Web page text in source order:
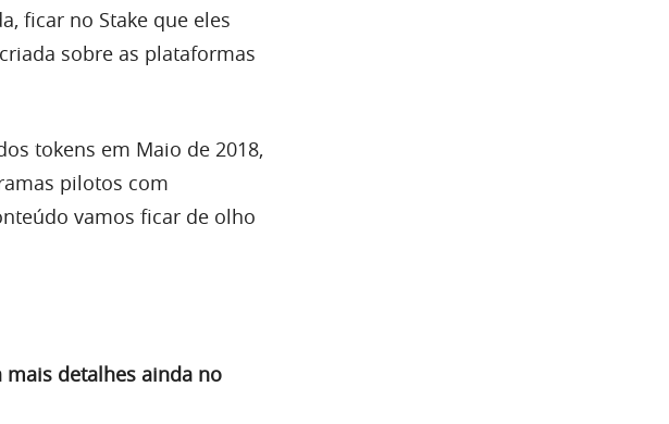
ficar no Stake que eles
sobre as plataformas
tokens em Maio de 2018,
pilotos com
vamos ficar de olho
mais detalhes ainda no